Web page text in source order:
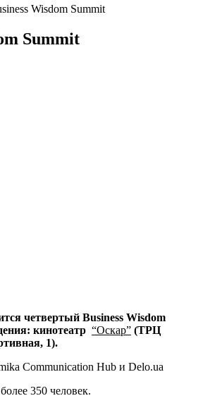
Wisdom Summit
Summit
четвертый Business Wisdom
кинотеатр “Оскар” (ТРЦ
1).
Communication Hub и Delo.ua
более 350 человек.